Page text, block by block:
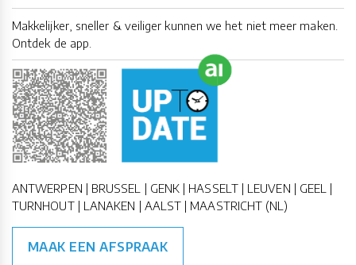
Makkelijker, sneller & veiliger kunnen we het niet meer maken.
Ontdek de app.
ANTWERPEN | BRUSSEL | GENK | HASSELT | LEUVEN | GEEL |
TURNHOUT | LANAKEN | AALST | MAASTRICHT (NL)
MAAK EEN AFSPRAAK